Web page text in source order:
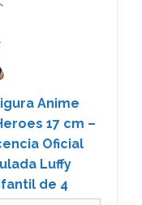
Anime
17 cm –
Oficial
Luffy
de 4